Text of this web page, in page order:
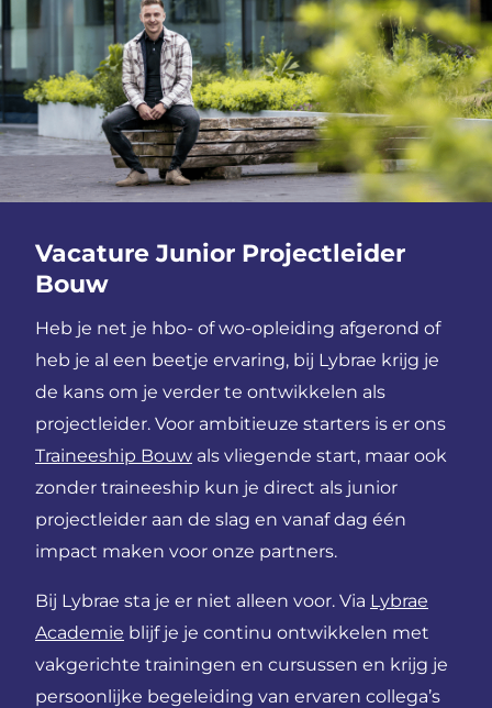
Vacature Junior Projectleider
Bouw
Heb je net je hbo- of wo-opleiding afgerond of
heb je al een beetje ervaring, bij Lybrae krijg je
de kans om je verder te ontwikkelen als
projectleider. Voor ambitieuze starters is er ons
Traineeship Bouw als vliegende start, maar ook
zonder traineeship kun je direct als junior
projectleider aan de slag en vanaf dag één
impact maken voor onze partners.
Bij Lybrae sta je er niet alleen voor. Via Lybrae
Academie blijf je je continu ontwikkelen met
vakgerichte trainingen en cursussen en krijg je
persoonlijke begeleiding van ervaren collega’s